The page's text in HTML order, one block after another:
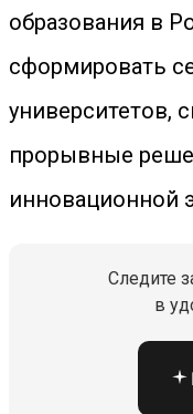
образования в
сформировать
университетов,
прорывные
инновационной
Следите
в